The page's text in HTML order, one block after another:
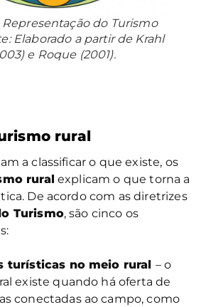
do Turismo
Elaborado a partir de Krahl
e Roque (2001).
rural
a classificar o que existe, os
rural explicam o que torna a
De acordo com as diretrizes
Turismo, são cinco os
turísticas no meio rural – o
existe quando há oferta de
conectadas ao campo, como